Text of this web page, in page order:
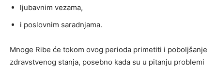
ljubavnim vezama,
i poslovnim saradnjama.
Mnoge Ribe će tokom ovog perioda primetiti i poboljšanje
zdravstvenog stanja, posebno kada su u pitanju problemi